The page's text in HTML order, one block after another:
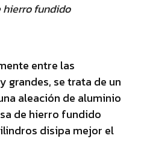
fundido
entre las
grandes, se trata de un
aleación de aluminio
de hierro fundido
disipa mejor el